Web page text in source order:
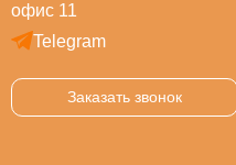
офис 11
Telegram
Заказать звонок